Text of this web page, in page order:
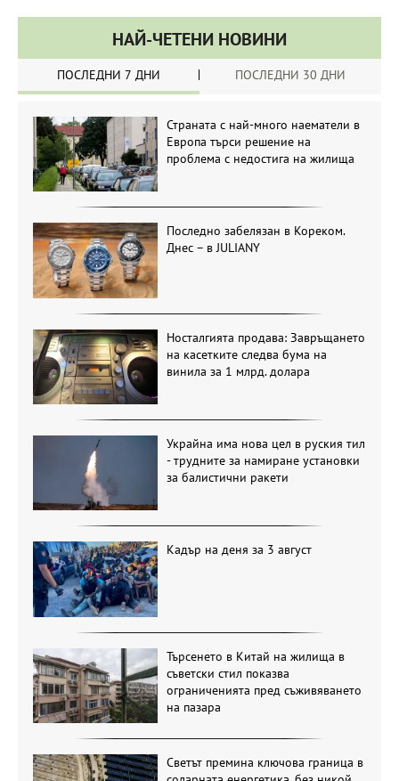
НАЙ-ЧЕТЕНИ НОВИНИ
ПОСЛЕДНИ 7 ДНИ ПОСЛЕДНИ 30 ДНИ
Страната с най-много наематели в
Европа търси решение на
проблема с недостига на жилища
Последно забелязан в Кореком.
Днес – в JULIANY
Носталгията продава: Завръщането
на касетките следва бума на
винила за 1 млрд. долара
Украйна има нова цел в руския тил
- трудните за намиране установки
за балистични ракети
Кадър на деня за 3 август
Търсенето в Китай на жилища в
съветски стил показва
ограниченията пред съживяването
на пазара
Светът премина ключова граница в